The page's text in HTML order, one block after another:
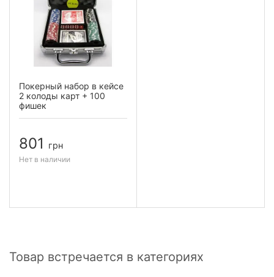
Покерный набор в кейсе
2 колоды карт + 100
фишек
801 грн
Нет в наличии
Товар встречается в категориях